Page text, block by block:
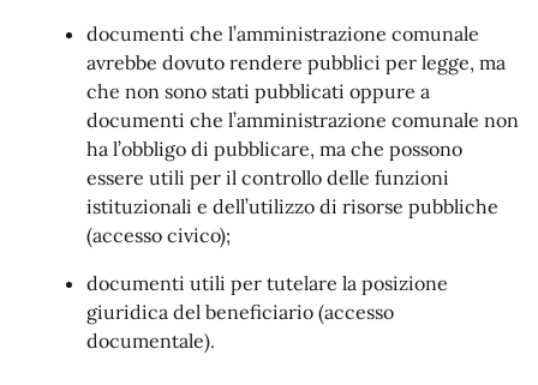
documenti che l’amministrazione comunale
avrebbe dovuto rendere pubblici per legge, ma
che non sono stati pubblicati oppure a
documenti che l’amministrazione comunale non
ha l’obbligo di pubblicare, ma che possono
essere utili per il controllo delle funzioni
istituzionali e dell’utilizzo di risorse pubbliche
(accesso civico);
documenti utili per tutelare la posizione
giuridica del beneficiario (accesso
documentale).